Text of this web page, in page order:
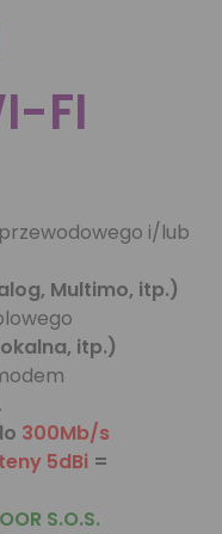
FI
i/lub
Multimo, itp.)
itp.)
300Mb/s
5dBi =
S.O.S.